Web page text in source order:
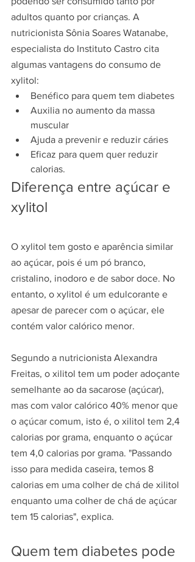
adultos quanto por crianças. A
nutricionista Sônia Soares Watanabe,
especialista do Instituto Castro cita
algumas vantagens do consumo de
xylitol:
Benéfico para quem tem diabetes
Auxilia no aumento da massa
muscular
Ajuda a prevenir e reduzir cáries
Eficaz para quem quer reduzir
calorias.
Diferença entre açúcar e
xylitol
O xylitol tem gosto e aparência similar
ao açúcar, pois é um pó branco,
cristalino, inodoro e de sabor doce. No
entanto, o xylitol é um edulcorante e
apesar de parecer com o açúcar, ele
contém valor calórico menor.
Segundo a nutricionista Alexandra
Freitas, o xilitol tem um poder adoçante
semelhante ao da sacarose (açúcar),
mas com valor calórico 40% menor que
o açúcar comum, isto é, o xilitol tem 2,4
calorias por grama, enquanto o açúcar
tem 4,0 calorias por grama. "Passando
isso para medida caseira, temos 8
calorias em uma colher de chá de xilitol
enquanto uma colher de chá de açúcar
tem 15 calorias", explica.
Quem tem diabetes pode